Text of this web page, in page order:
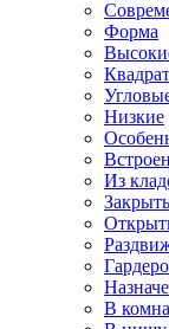
Форма
Низкие
Из
В